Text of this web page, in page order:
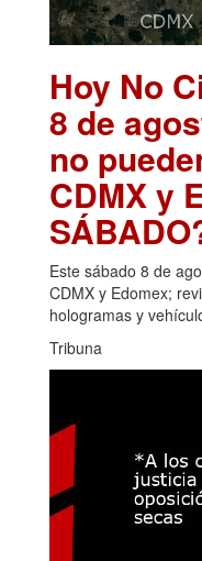
Hoy No
8 de
no
CDMX y
Este sábado 8 de
CDMX y Edomex;
hologramas y
Tribuna